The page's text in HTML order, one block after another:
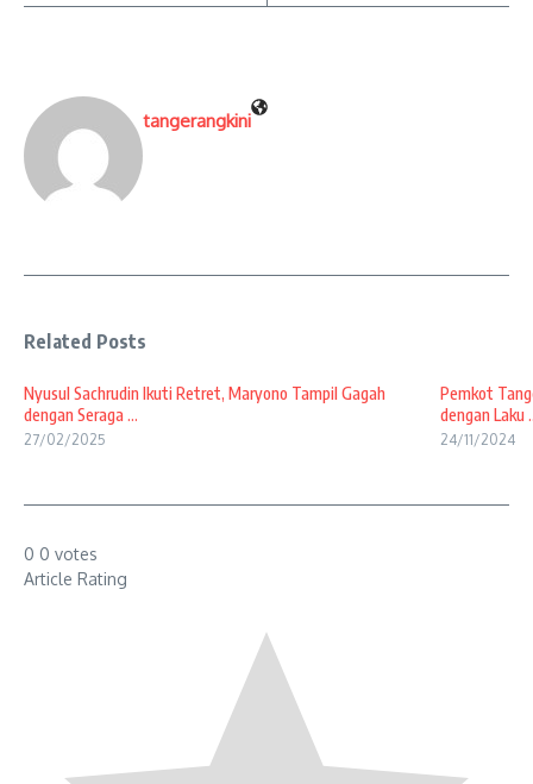
tangerangkini
Related Posts
Nyusul Sachrudin Ikuti Retret, Maryono Tampil Gagah
dengan Seraga ...
27/02/2025
Pemkot
dengan Laku
24/11/2024
0 0 votes
Article Rating